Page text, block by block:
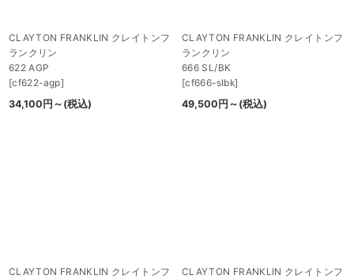
CLAYTON FRANKLIN クレイトンフ
ランクリン
622 AGP
[cf622-agp]
34,100 円 ～ (税込)
CLAYTON FRANKLIN クレイトンフ
ランクリン
666 SL/BK
[cf666-slbk]
49,500 円 ～ (税込)
CLAYTON FRANKLIN クレイトンフ
CLAYTON FRANKLIN クレイトンフ